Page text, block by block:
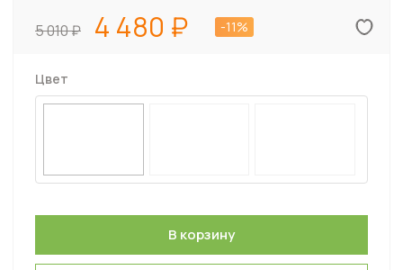
5 010 4 480 -11%
Цвет